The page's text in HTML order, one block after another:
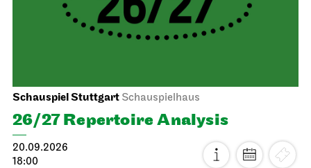
Schauspiel Stuttgart Schauspielhaus
26/27 Repertoire Analysis
20.09.2026
18:00